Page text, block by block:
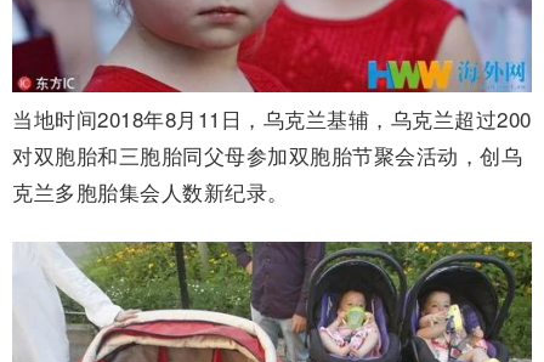
当地时间2018年8月11日，乌克兰基辅，乌克兰超过200
对双胞胎和三胞胎同父母参加双胞胎节聚会活动，创乌
克兰多胞胎集会人数新纪录。